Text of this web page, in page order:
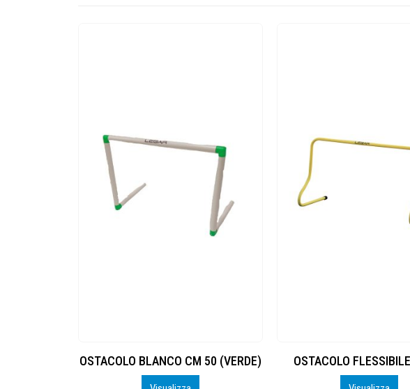
OSTACOLO BLANCO CM 50 (VERDE) OSTACOLO